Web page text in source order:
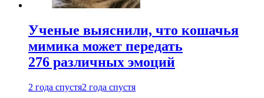
Ученые выяснили, что кошачья
мимика может передать
276 различных эмоций
2 года спустя2 года спустя